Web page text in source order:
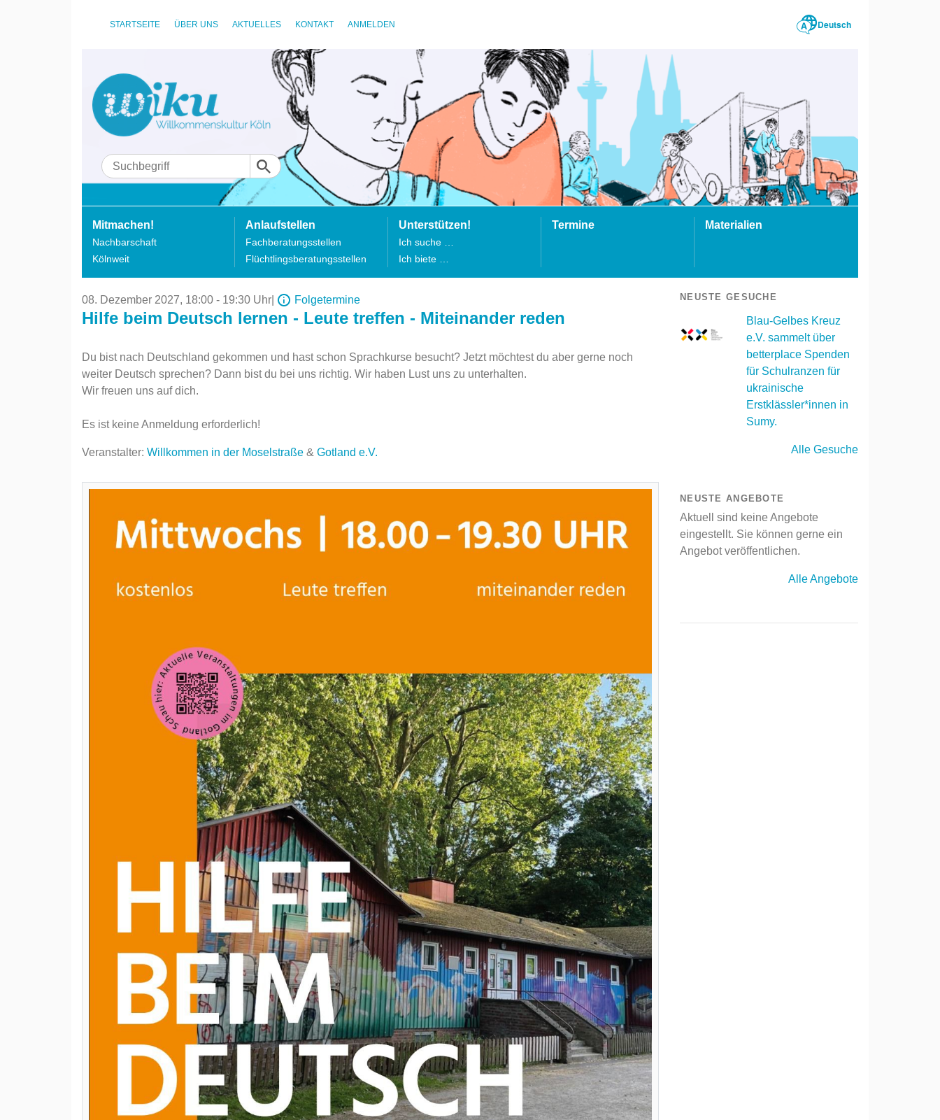
STARTSEITE ÜBER UNS AKTUELLES KONTAKT ANMELDEN Deutsch
Mitmachen!
Nachbarschaft
Kölnweit
Anlaufstellen
Fachberatungsstellen
Flüchtlingsberatungsstellen
Unterstützen!
Ich suche …
Ich biete …
Termine Materialien
08. Dezember 2027, 18:00 - 19:30 Uhr Folgetermine
Hilfe beim Deutsch lernen - Leute treffen - Miteinander reden
Du bist nach Deutschland gekommen und hast schon Sprachkurse besucht? Jetzt möchtest du aber gerne noch
weiter Deutsch sprechen? Dann bist du bei uns richtig. Wir haben Lust uns zu unterhalten.
Wir freuen uns auf dich.
Es ist keine Anmeldung erforderlich!
Veranstalter: Willkommen in der Moselstraße & Gotland e.V.
NEUSTE GESUCHE
Blau-Gelbes Kreuz
e.V. sammelt über
betterplace Spenden
für Schulranzen für
ukrainische
Erstklässler*innen in
Sumy.
Alle Gesuche
NEUSTE ANGEBOTE
Aktuell sind keine Angebote
eingestellt. Sie können gerne ein
Angebot veröffentlichen.
Alle Angebote